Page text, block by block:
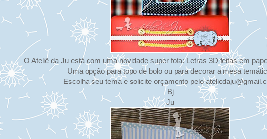
O Ateliê da Ju está com uma novidade super fofa: Letras 3D feitas em
Uma opção para topo de bolo ou para decorar a mesa
Escolha seu tema e solicite orçamento pelo
Bj
Ju